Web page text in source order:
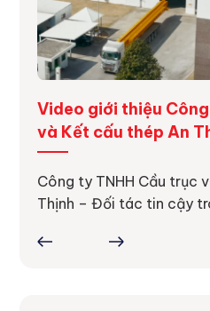
Video giới thiệu Công ty
và Kết cấu thép An
Công ty TNHH Cầu trục
Thịnh – Đối tác tin cậy